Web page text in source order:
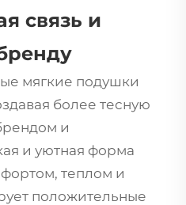
связь и
мягкие подушки
более тесную
и
и уютная форма
теплом и
положительные